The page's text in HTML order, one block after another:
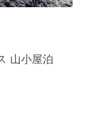
山小屋泊